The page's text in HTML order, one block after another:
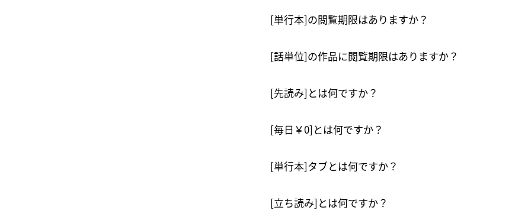
[単行本]の閲覧期限はありますか？
[話単位]の作品に閲覧期限はありますか？
[先読み]とは何ですか？
[毎日￥0]とは何ですか？
[単行本]タブとは何ですか？
[立ち読み]とは何ですか？